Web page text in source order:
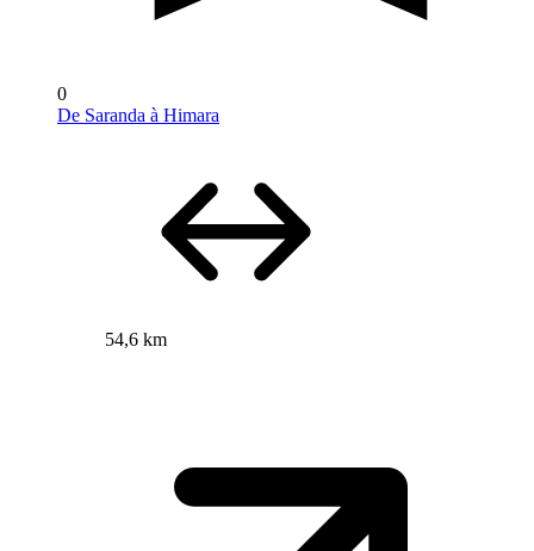
0
De Saranda à Himara
54,6 km